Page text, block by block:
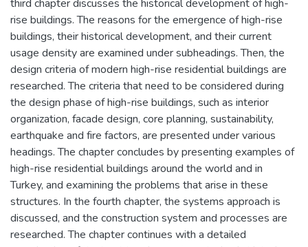
third chapter discusses the historical development of high-
rise buildings. The reasons for the emergence of high-rise
buildings, their historical development, and their current
usage density are examined under subheadings. Then, the
design criteria of modern high-rise residential buildings are
researched. The criteria that need to be considered during
the design phase of high-rise buildings, such as interior
organization, facade design, core planning, sustainability,
earthquake and fire factors, are presented under various
headings. The chapter concludes by presenting examples of
high-rise residential buildings around the world and in
Turkey, and examining the problems that arise in these
structures. In the fourth chapter, the systems approach is
discussed, and the construction system and processes are
researched. The chapter continues with a detailed